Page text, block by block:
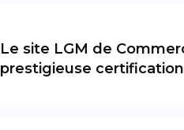
Le site LGM de
prestigieuse